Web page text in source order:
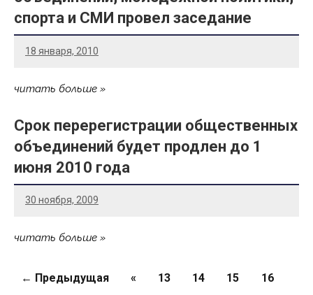
спорта и СМИ провел заседание
18 января, 2010
читать больше
Срок перерегистрации общественных
объединений будет продлен до 1
июня 2010 года
30 ноября, 2009
читать больше
Страницы
← Предыдущая « 13 14 15 16